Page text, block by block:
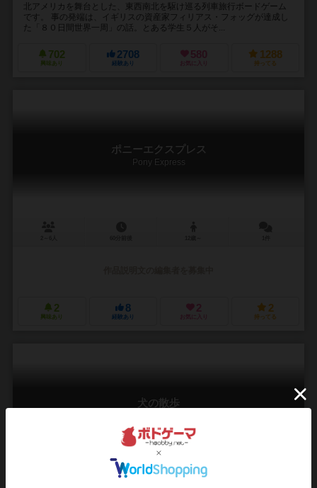
北アメリカを舞台とした、東西南北を駆け巡る列車旅行ボードゲーム
です。 事の発端は、イギリスの資産家フィリアス・フォッグが達成し
た「８０日間世界一周」の話。とある学生５人がそ...
702
興味あり
2708
経験あり
580
お気に入り
1288
持ってる
ポニーエクスプレス
Pony Express
2
興味あり
8
経験あり
2
お気に入り
2
持ってる
犬の散歩